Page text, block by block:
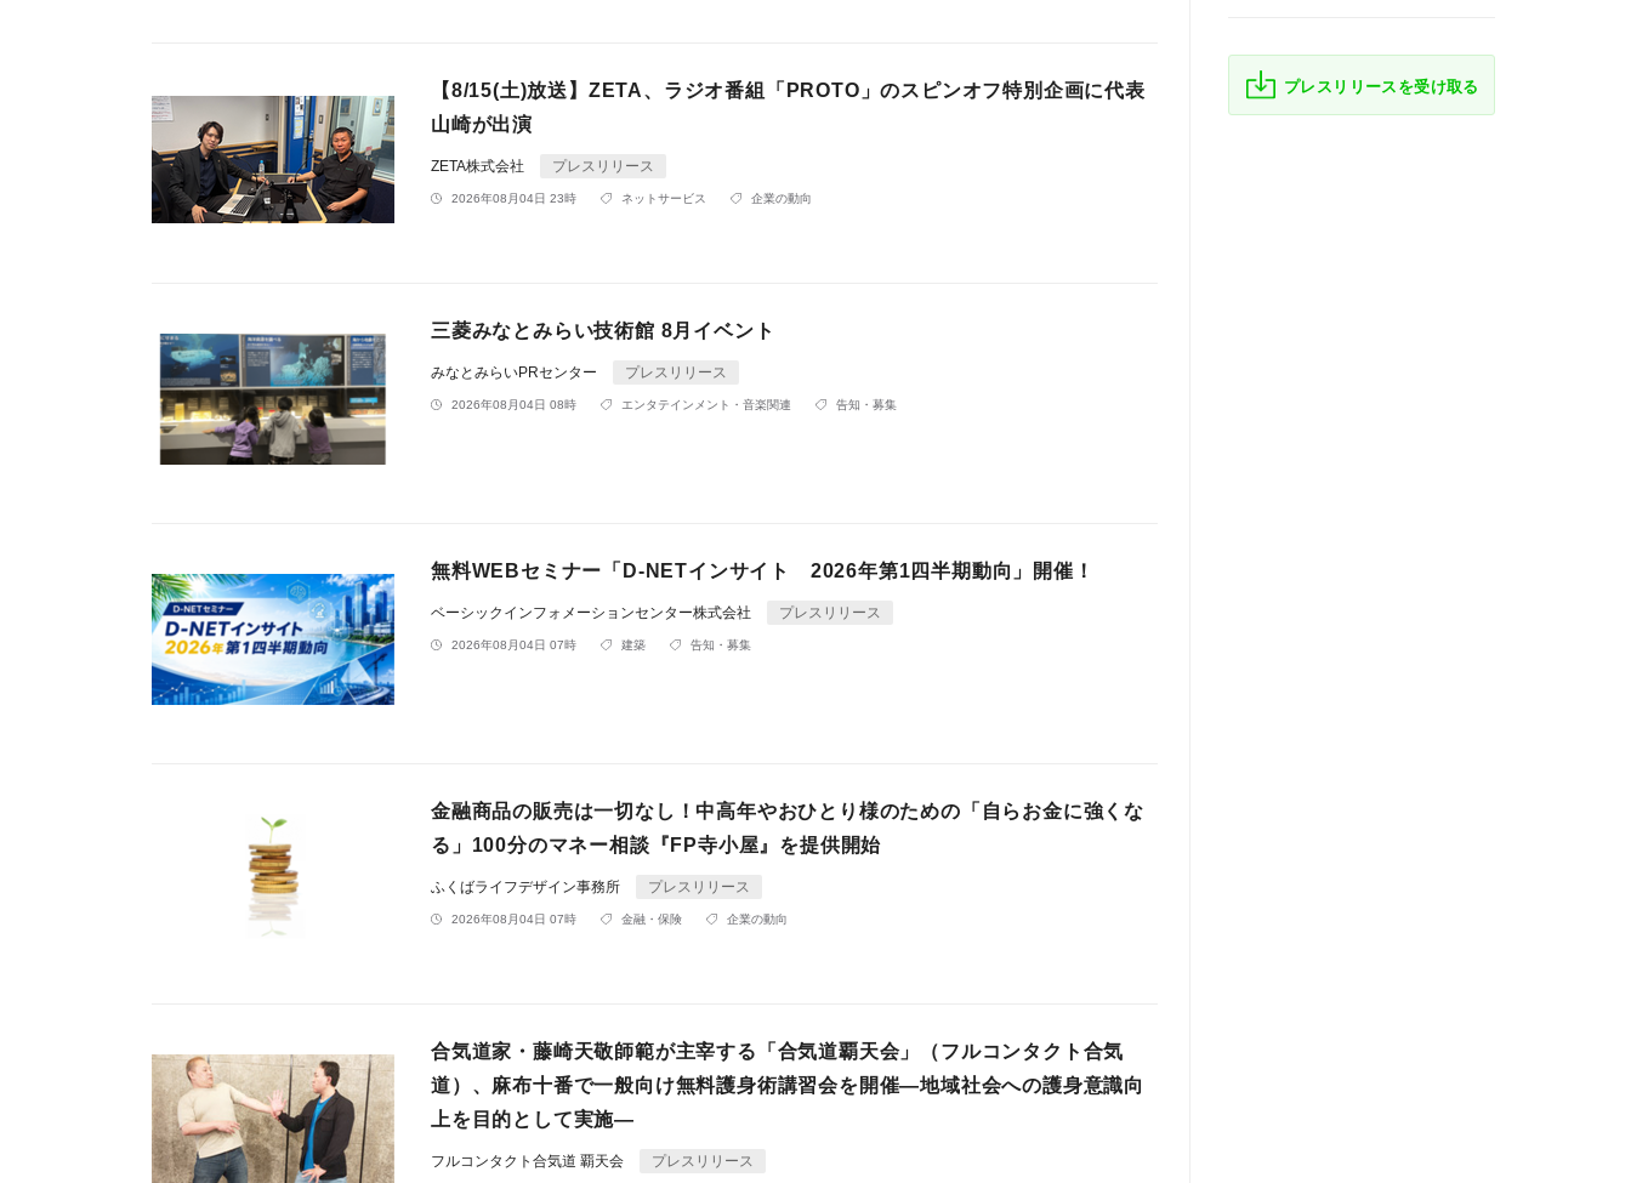
【8/15(土)放送】ZETA、ラジオ番組「PROTO」のスピンオフ特別企画に代表
山崎が出演
ZETA株式会社 プレスリリース
2026年08月04日 23時 ネットサービス 企業の動向
三菱みなとみらい技術館 8月イベント
みなとみらいPRセンター プレスリリース
2026年08月04日 08時 エンタテインメント・音楽関連 告知・募集
無料WEBセミナー「D-NETインサイト 2026年第1四半期動向」開催！
ベーシックインフォメーションセンター株式会社 プレスリリース
2026年08月04日 07時 建築 告知・募集
金融商品の販売は一切なし！中高年やおひとり様のための「自らお金に強くな
る」100分のマネー相談『FP寺小屋』を提供開始
ふくばライフデザイン事務所 プレスリリース
2026年08月04日 07時 金融・保険 企業の動向
合気道家・藤崎天敬師範が主宰する「合気道覇天会」（フルコンタクト合気
道）、麻布十番で一般向け無料護身術講習会を開催―地域社会への護身意識向
上を目的として実施―
フルコンタクト合気道 覇天会 プレスリリース
プレスリリースを受け取る